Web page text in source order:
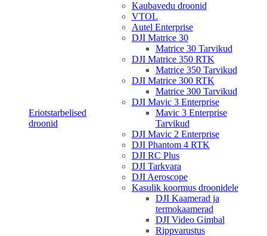
Eriotstarbelised
droonid
Kaubavedu droonid
VTOL
Autel Enterprise
DJI Matrice 30
Matrice 30 Tarvikud
DJI Matrice 350 RTK
Matrice 350 Tarvikud
DJI Matrice 300 RTK
Matrice 300 Tarvikud
DJI Mavic 3 Enterprise
Mavic 3 Enterprise
Tarvikud
DJI Mavic 2 Enterprise
DJI Phantom 4 RTK
DJI RC Plus
DJI Tarkvara
DJI Aeroscope
Kasulik koormus droonidele
DJI Kaamerad ja
termokaamerad
DJI Video Gimbal
Rippvarustus